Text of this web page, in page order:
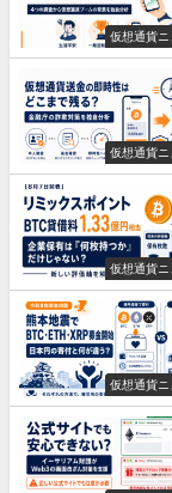
仮想通貨ニ
仮想通貨ニ
仮想通貨ニ
仮想通貨ニ